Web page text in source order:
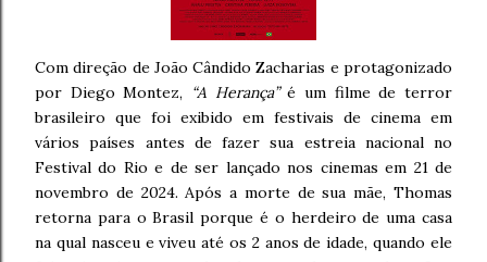
Com direção de João Cândido Zacharias e protagonizado
por Diego Montez,
“A Herança”é um filme de terror
brasileiro que foi exibido em festivais de cinema em
vários países antes de fazer sua estreia nacional no
Festival do Rio e de ser lançado nos cinemas em 21 de
novembro de 2024. Após a morte de sua mãe, Thomas
retorna para o Brasil porque é o herdeiro de uma casa
na qual nasceu e viveu até os 2 anos de idade, quando ele